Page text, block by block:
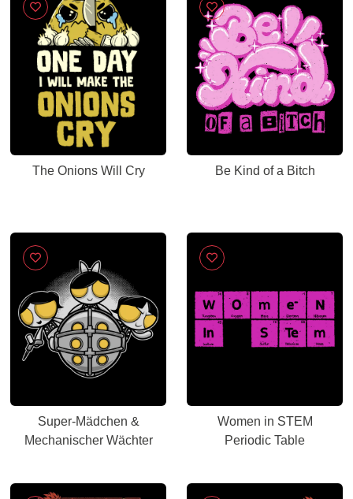
The Onions Will Cry Be Kind of a Bitch
Super-Mädchen &
Mechanischer Wächter
Women in STEM
Periodic Table